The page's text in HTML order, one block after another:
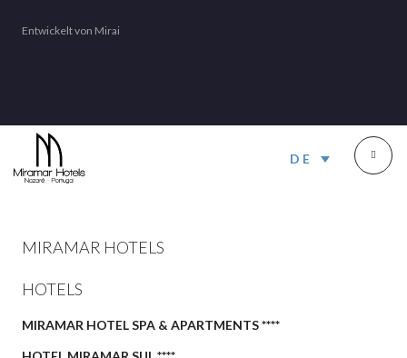
Entwickelt von Mirai
DE
MIRAMAR HOTELS
HOTELS
MIRAMAR HOTEL SPA & APARTMENTS ****